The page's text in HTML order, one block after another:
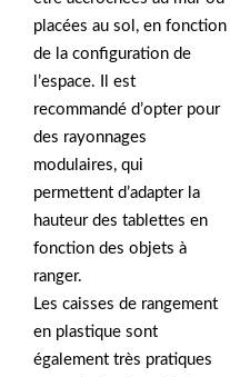
placées au sol, en fonction
de la configuration de
l’espace. Il est
recommandé d’opter pour
des rayonnages
modulaires, qui
permettent d’adapter la
hauteur des tablettes en
fonction des objets à
ranger.
Les caisses de rangement
en plastique sont
également très pratiques